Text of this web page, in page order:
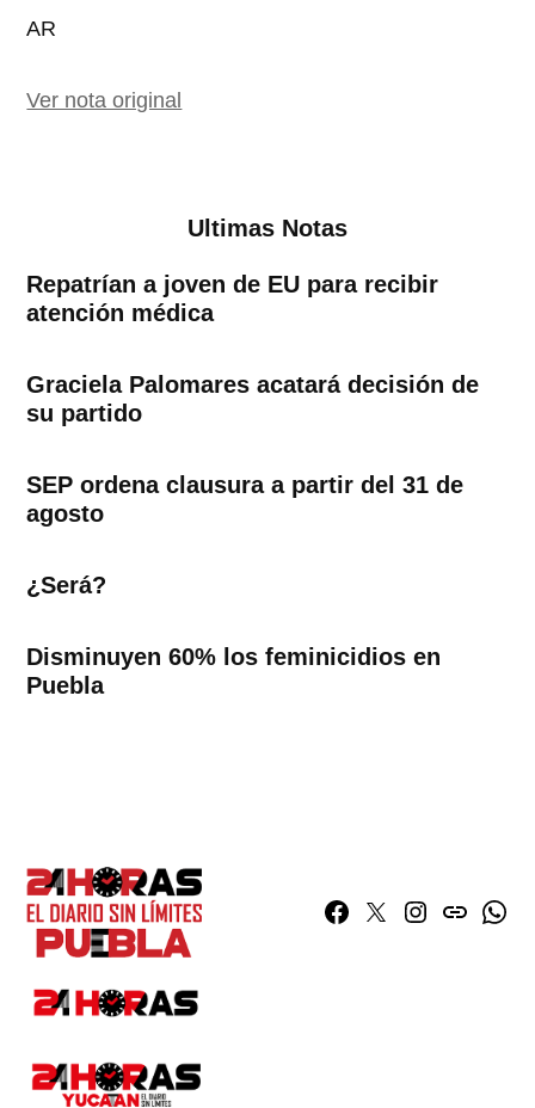
AR
Ver nota original
Ultimas Notas
Repatrían a joven de EU para recibir
atención médica
Graciela Palomares acatará decisión de
su partido
SEP ordena clausura a partir del 31 de
agosto
¿Será?
Disminuyen 60% los feminicidios en
Puebla
Facebook
TwitterInstagram
issuu